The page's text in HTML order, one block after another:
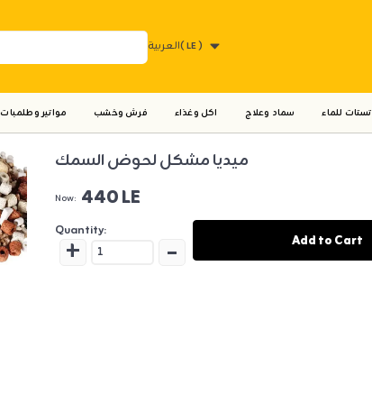
العربية( LE )
مواتير وطلمبات فرش وخشب اكل وغذاء سماد وعلاج تستات للماء
ميديا مشكل لحوض السمك
Now: 440 LE
Quantity:
+ - Add to Cart